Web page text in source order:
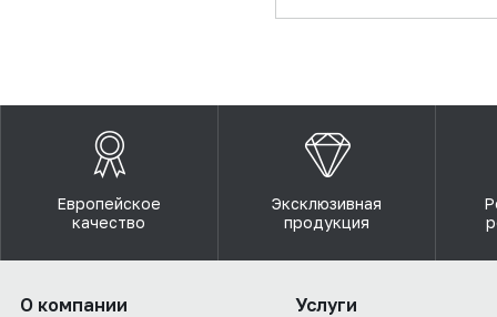
Европейское
качество
Эксклюзивная
продукция
О компании Услуги